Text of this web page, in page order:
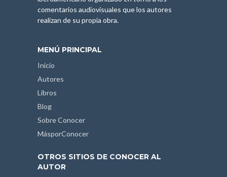
comentarios audiovisuales que los autores
realizan de su propia obra.
MENÚ PRINCIPAL
Inicio
Autores
Libros
Blog
Sobre Conocer
MásporConocer
OTROS SITIOS DE CONOCER AL
AUTOR